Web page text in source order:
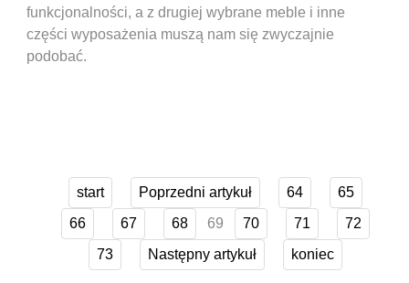
funkcjonalności, a z drugiej wybrane meble i inne
części wyposażenia muszą nam się zwyczajnie
podobać.
start Poprzedni artykuł 64
65
66
67 68 69 70 71
72
73
Następny artykuł koniec